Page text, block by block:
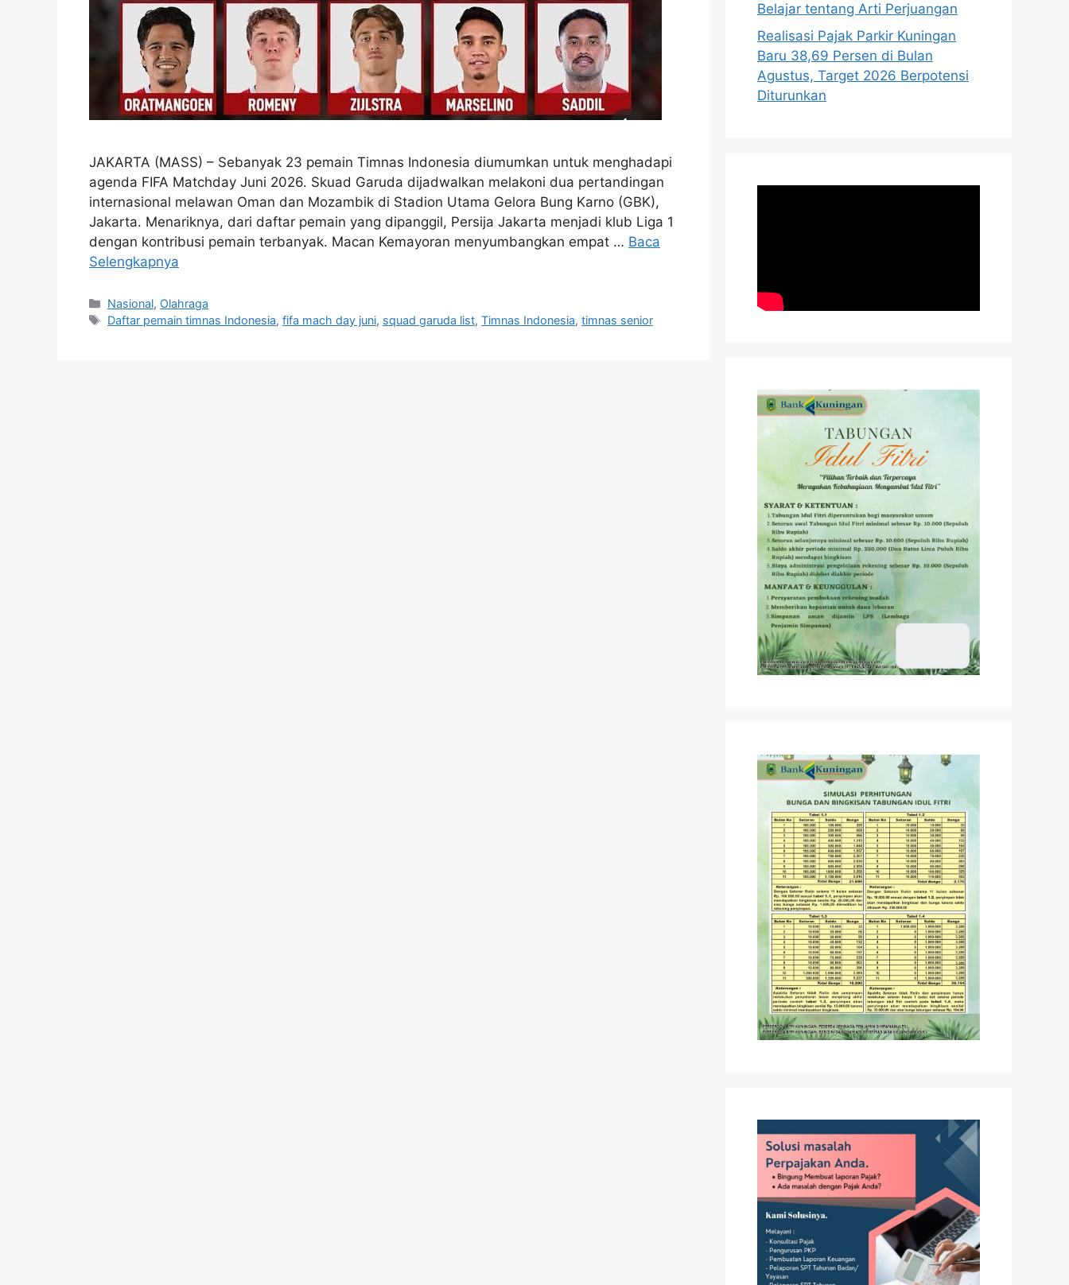
JAKARTA (MASS) – Sebanyak 23 pemain Timnas Indonesia diumumkan untuk menghadapi
agenda FIFA Matchday Juni 2026. Skuad Garuda dijadwalkan melakoni dua pertandingan
internasional melawan Oman dan Mozambik di Stadion Utama Gelora Bung Karno (GBK),
Jakarta. Menariknya, dari daftar pemain yang dipanggil, Persija Jakarta menjadi klub Liga 1
dengan kontribusi pemain terbanyak. Macan Kemayoran menyumbangkan empat … Baca
Selengkapnya
Kategori
Nasional, Olahraga
Tag
Daftar pemain timnas Indonesia,fifa mach day juni, squad garuda list,Timnas Indonesia,timnas senior
Belajar tentang Arti Perjuangan
Realisasi Pajak Parkir Kuningan
Baru 38,69 Persen di Bulan
Agustus, Target 2026 Berpotensi
Diturunkan